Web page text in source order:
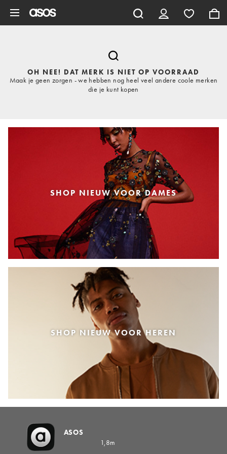
OH NEE! DAT MERK IS NIET OP VOORRAAD
Maak je geen zorgen - we hebben nog heel veel andere coole merken
die je kunt kopen
SHOP NIEUW VOOR DAMES
SHOP NIEUW VOOR HEREN
ASOS
1,8m